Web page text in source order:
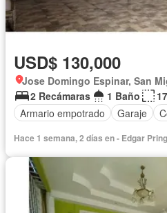
USD$ 130,000
Jose Domingo Espinar, San
2 Recámaras
1 Baño
Armario empotrado
Garaje
Hace 1 semana, 2 días en - Edgar